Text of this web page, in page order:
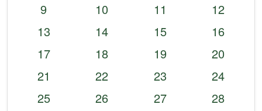
9
10 11
12
13
14 15
16
17
18 19
20
21
22 23
24
25
26 27
28